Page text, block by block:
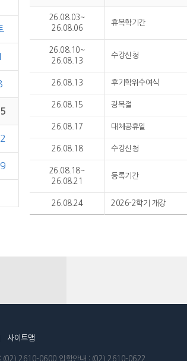
26.08.03~
26.08.06
휴복학기간
26.08.10~
26.08.13
수강신청
26.08.13 후기학위수여식
26.08.15 광복절
26.08.17 대체공휴일
26.08.18 수강신청
26.08.18~
26.08.21
등록기간
26.08.24 2026-2학기 개강
사이트맵
: (02) 2610-0600 입학안내 : (02) 2610-0622